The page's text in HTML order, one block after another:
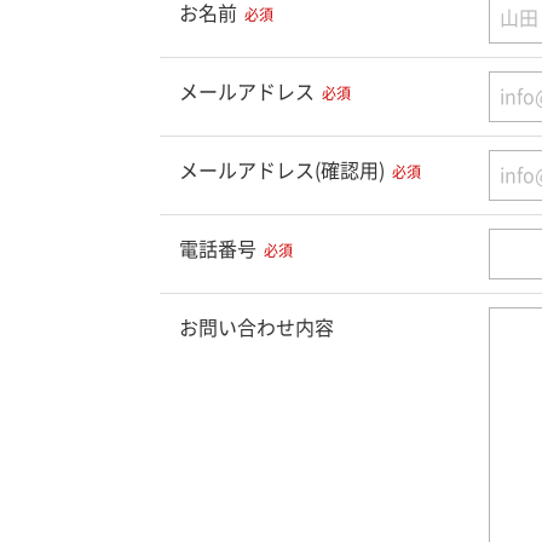
お名前 必須
メールアドレス 必須
メールアドレス(確認用) 必須
電話番号 必須
お問い合わせ内容